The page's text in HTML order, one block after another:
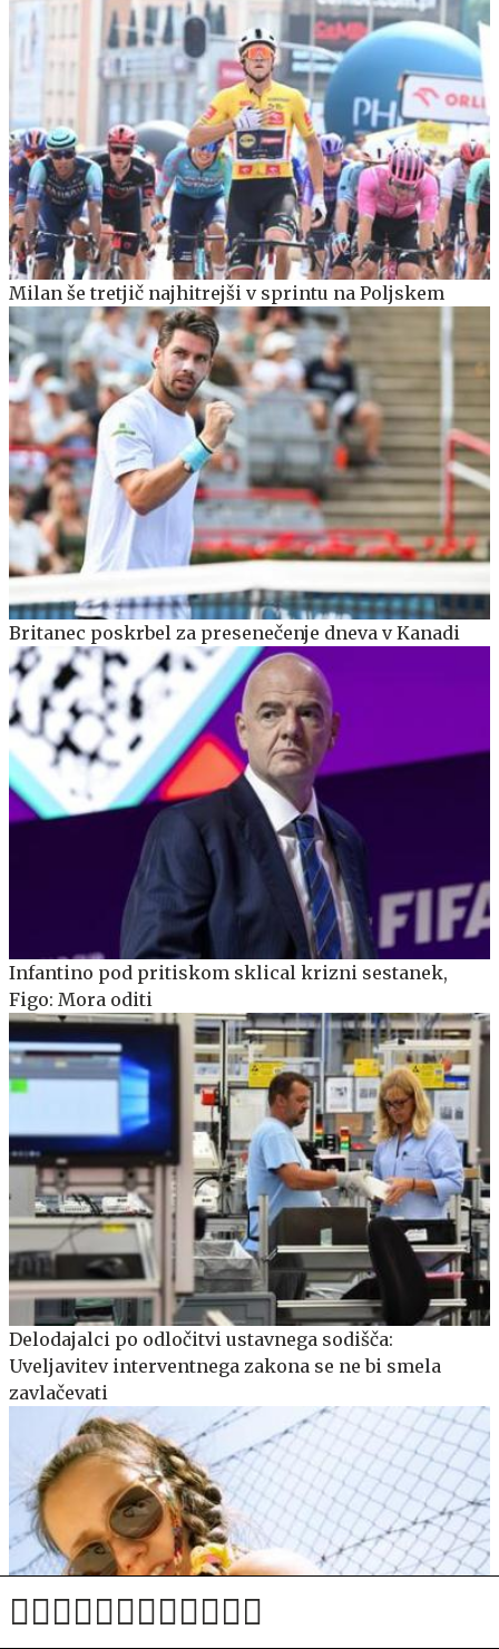
Milan še tretjič najhitrejši v sprintu na Poljskem
Britanec poskrbel za presenečenje dneva v Kanadi
Infantino pod pritiskom sklical krizni sestanek,
Figo: Mora oditi
Delodajalci po odločitvi ustavnega sodišča:
Uveljavitev interventnega zakona se ne bi smela
zavlačevati